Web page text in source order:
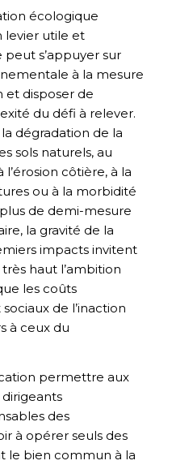
écologique
levier utile et
peut s’appuyer sur
à la mesure
et disposer de
du défi à relever.
dégradation de la
sols naturels, au
côtière, à la
ou à la morbidité
de demi-mesure
la gravité de la
impacts invitent
haut l’ambition
les coûts
de l’inaction
à ceux du
permettre aux
des
à opérer seuls des
le bien commun à la